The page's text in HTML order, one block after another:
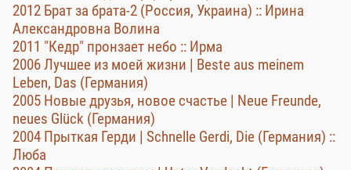
2012 Брат за брата-2 (Россия, Украина) :: Ирина
Александровна Волина
2011 "Кедр" пронзает небо :: Ирма
2006 Лучшее из моей жизни | Beste aus meinem
Leben, Das (Германия)
2005 Новые друзья, новое счастье | Neue Freunde,
neues Glück (Германия)
2004 Прыткая Герди | Schnelle Gerdi, Die (Германия) ::
Люба